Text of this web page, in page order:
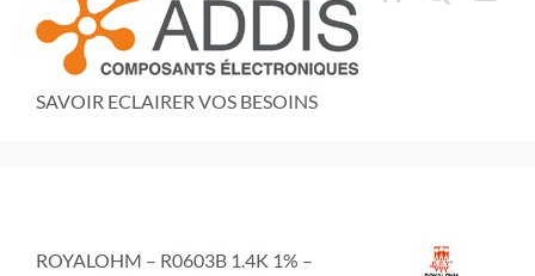
SAVOIR ECLAIRER VOS BESOINS
ROYALOHM – R0603B 1.4K 1% –